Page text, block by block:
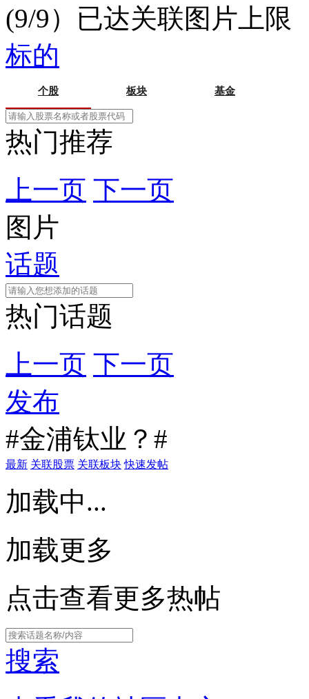
(9/9）已达关联图片上限
标的
个股 板块 基金
热门推荐
上一页 下一页
图片
话题
热门话题
上一页 下一页
发布
#金浦钛业？#
最新 关联股票 关联板块 快速发帖
加载中...
加载更多
点击查看更多热帖
搜索